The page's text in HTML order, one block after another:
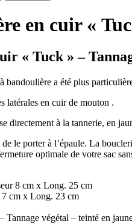
en cuir «
« Tuck » –
bandoulière a été plus
latérales en cuir de mouton .
directement à la tannerie, en
le porter à l’épaule. La
optimale de votre sac
8 cm x Long. 25 cm
cm x Long. 23 cm
Tannage végétal – teinté en